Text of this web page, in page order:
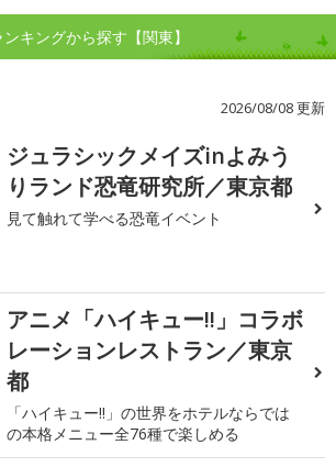
キングから探す【関東】
2026/08/08 更新
ジュラシックメイズinよみう
りランド恐竜研究所／東京都
見て触れて学べる恐竜イベント
アニメ「ハイキュー!!」コラボ
レーションレストラン／東京
都
「ハイキュー!!」の世界をホテルならでは
の本格メニュー全76種で楽しめる